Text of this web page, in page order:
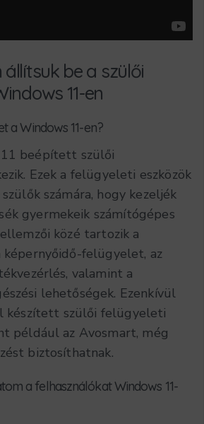
állítsuk be a szülői
11-en
a Windows 11-en?
beépített szülői
Ezek a felügyeleti eszközök
számára, hogy kezeljék
gyermekeik számítógépes
közé tartozik a
képernyőidő-felügyelet, az
valamint a
lehetőségek. Ezenkívül
készített szülői felügyeleti
például az Avosmart, még
biztosíthatnak.
a felhasználókat Windows 11-